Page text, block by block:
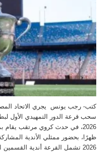
كتب- رجب يونس يجري الاتحاد
2026، في حدث كروي مرتقب يقام
2026 تشمل القرعة أندية